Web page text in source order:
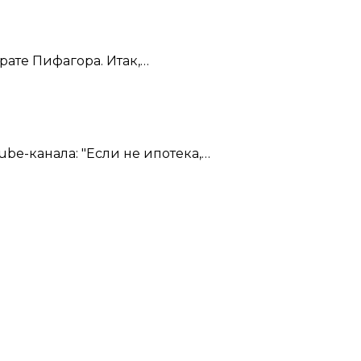
Пифагора. Итак,…
канала: "Если не ипотека,…